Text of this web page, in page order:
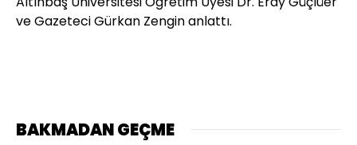
ve Gazeteci Gürkan Zengin anlattı.
BAKMADAN GEÇME